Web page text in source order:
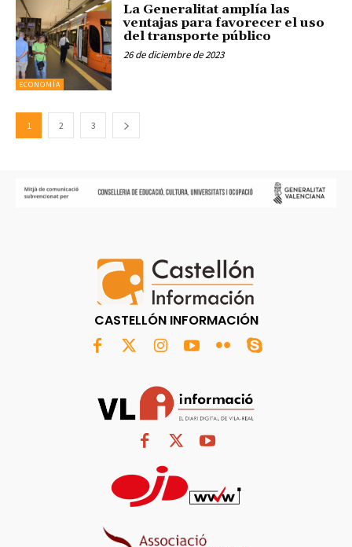
ECONOMÍA
La Generalitat amplía las
ventajas para favorecer el uso
del transporte público
26 de diciembre de 2023
1 2 3
CASTELLÓN INFORMACIÓN